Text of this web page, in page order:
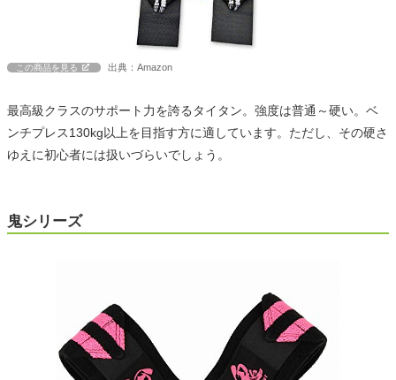
この商品を見る 出典：Amazon
最高級クラスのサポート力を誇るタイタン。強度は普通～硬い。ベ
ンチプレス130kg以上を目指す方に適しています。ただし、その硬さ
ゆえに初心者には扱いづらいでしょう。
鬼シリーズ